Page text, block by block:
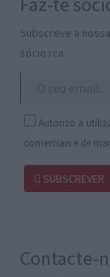
Subscreve a
sócio rca.
Autorizo a
comerciais e de
SUBSCREVER
Contacte-